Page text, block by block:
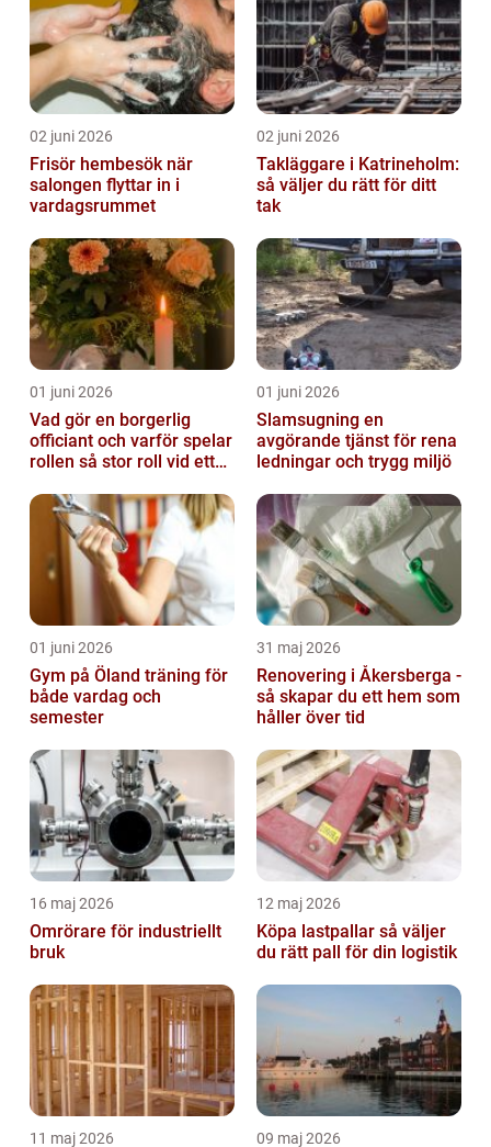
02 juni 2026
Frisör hembesök när
salongen flyttar in i
vardagsrummet
02 juni 2026
Takläggare i Katrineholm:
så väljer du rätt för ditt
tak
01 juni 2026
Vad gör en borgerlig
officiant och varför spelar
rollen så stor roll vid ett
01 juni 2026
Slamsugning en
avgörande tjänst för rena
ledningar och trygg miljö
01 juni 2026
Gym på Öland träning för
både vardag och
semester
31 maj 2026
Renovering i Åkersberga -
så skapar du ett hem som
håller över tid
16 maj 2026
Omrörare för industriellt
bruk
12 maj 2026
Köpa lastpallar så väljer
du rätt pall för din logistik
11 maj 2026 09 maj 2026